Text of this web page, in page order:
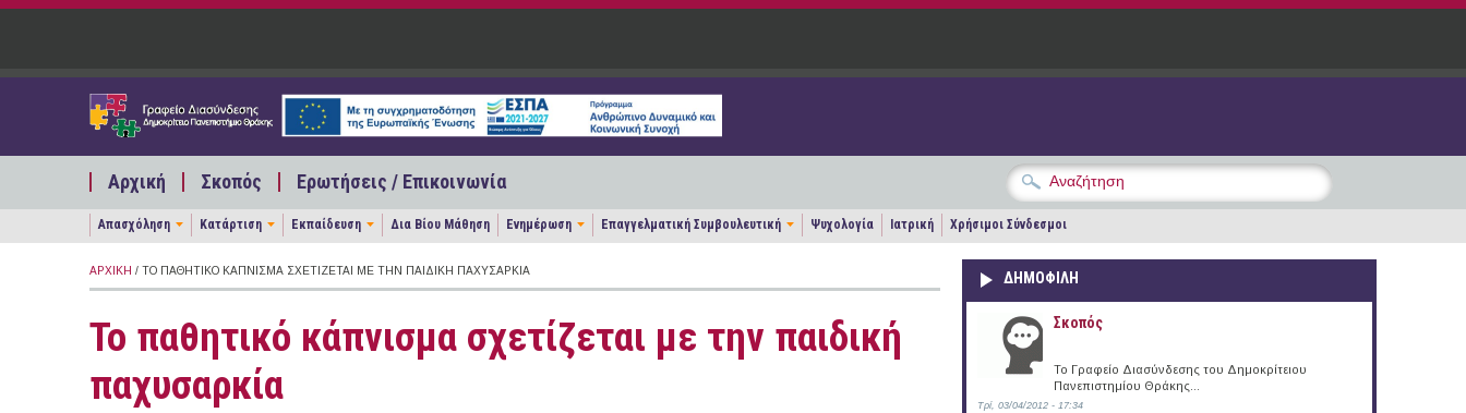
Παράκαμψη προς το κυρίως περιεχόμενο
Αρχική Σκοπός Ερωτήσεις / Επικοινωνία
Απασχόληση Κατάρτιση Εκπαίδευση Δια Βίου Μάθηση Ενημέρωση Επαγγελματική Συμβουλευτική Ψυχολογία Ιατρική Χρήσιμοι Σύνδεσμοι
ΑΡΧΙΚΉ / ΤΟ ΠΑΘΗΤΙΚΌ ΚΆΠΝΙΣΜΑ ΣΧΕΤΊΖΕΤΑΙ ΜΕ ΤΗΝ ΠΑΙΔΙΚΉ ΠΑΧΥΣΑΡΚΊΑ
Το παθητικό κάπνισμα σχετίζεται με την παιδική
παχυσαρκία
ΔΗΜΟΦΙΛΗ
Σκοπός
Το Γραφείο Διασύνδεσης του Δημοκρίτειου
Πανεπιστημίου Θράκης...
Τρί, 03/04/2012 - 17:34